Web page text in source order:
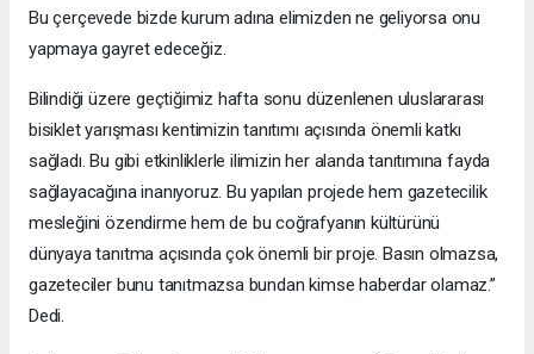
Bu çerçevede bizde kurum adına elimizden ne geliyorsa onu
yapmaya gayret edeceğiz.
Bilindiği üzere geçtiğimiz hafta sonu düzenlenen uluslararası
bisiklet yarışması kentimizin tanıtımı açısında önemli katkı
sağladı. Bu gibi etkinliklerle ilimizin her alanda tanıtımına fayda
sağlayacağına inanıyoruz. Bu yapılan projede hem gazetecilik
mesleğini özendirme hem de bu coğrafyanın kültürünü
dünyaya tanıtma açısında çok önemli bir proje. Basın olmazsa,
gazeteciler bunu tanıtmazsa bundan kimse haberdar olamaz.”
Dedi.